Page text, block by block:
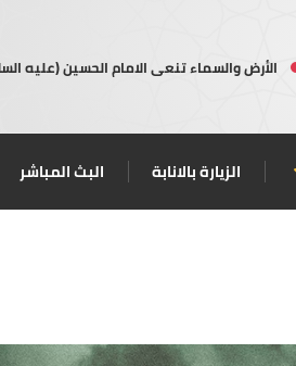
الأرض والسماء تنعى الامام الحسين (عليه
الزيارة بالانابة البث المباشر